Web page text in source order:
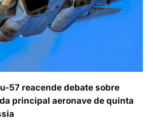
57 reacende debate sobre
principal aeronave de quinta